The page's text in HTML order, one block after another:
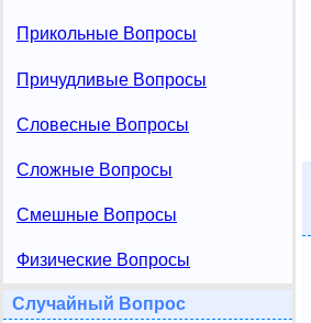
Прикольные Вопросы
Причудливые Вопросы
Словесные Вопросы
Сложные Вопросы
Смешные Вопросы
Физические Вопросы
Случайный Вопрос